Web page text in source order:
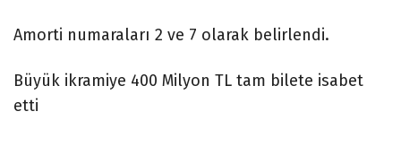
Amorti numaraları 2 ve 7 olarak belirlendi.
Büyük ikramiye 400 Milyon TL tam bilete isabet
etti